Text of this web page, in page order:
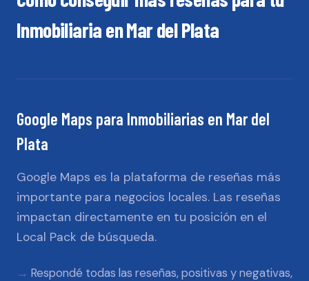
InmobiliariaenMar del Plata
Google Maps para Inmobiliarias en Mar del
Plata
Google Maps es la plataforma de reseñas más
importante para negocios locales. Las reseñas
impactan directamente en tu posición en el
Local Pack de búsqueda.
Respondé todas las reseñas, positivas y negativas,